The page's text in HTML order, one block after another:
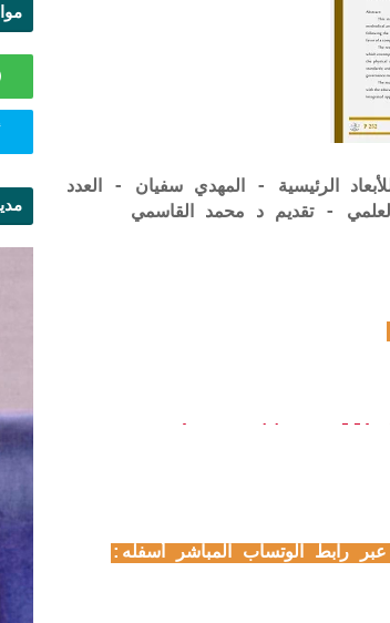
الرئيسية - المهدي سفيان - العدد
https://
رابط الوتساب المباشر أسفله: